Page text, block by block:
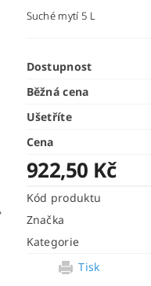
Suché mytí 5 L
Dostupnost
Běžná cena
Ušetříte
Cena
922,50 Kč
Kód produktu
Značka
Kategorie
Tisk